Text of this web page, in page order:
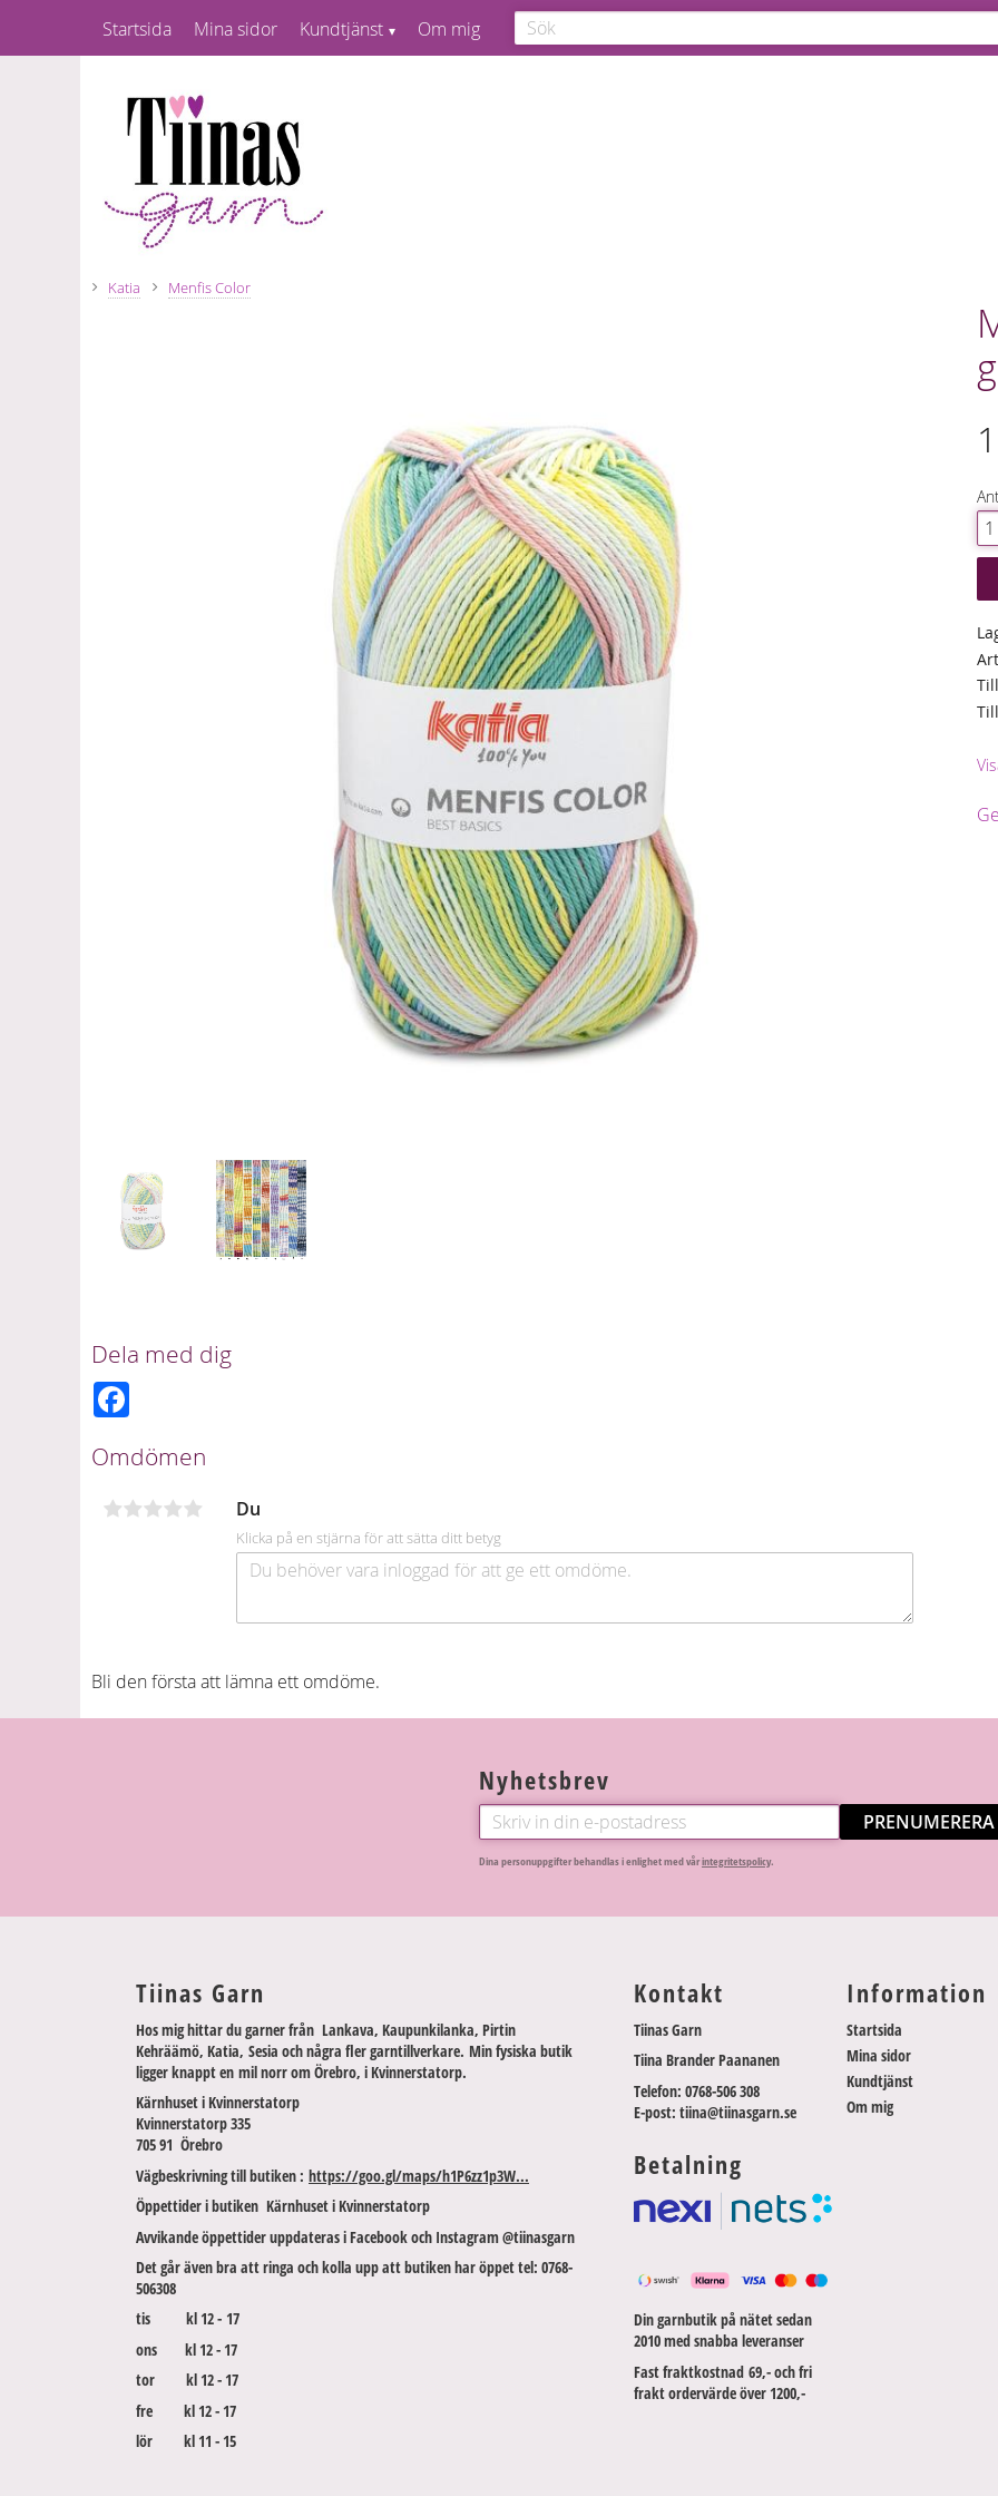
Startsida Mina sidor Kundtjänst Om mig
Katia Menfis Color
Dela med dig
b
o
k
Omdömen
Du
Klicka på en stjärna för att sätta ditt betyg
Bli den första att lämna ett omdöme.
Nyhetsbrev
PRENUMERERA
Dina personuppgifter behandlas i enlighet med vårintegritetspolicy.
Tiinas Garn
Hos mig hittar du garner från Lankava, Kaupunkilanka, Pirtin
Kehräämö, Katia, Sesia och några fler garntillverkare. Min fysiska butik
ligger knappt en mil norr om Örebro, i Kvinnerstatorp.
Kärnhuset i Kvinnerstatorp
Kvinnerstatorp 335
705 91 Örebro
Vägbeskrivning till butiken : https://goo.gl/maps/h1P6zz1p3W...
Öppettider i butiken Kärnhuset i Kvinnerstatorp
Avvikande öppettider uppdateras i Facebook och Instagram @tiinasgarn
Det går även bra att ringa och kolla upp att butiken har öppet tel: 0768-
506308
tis kl 12 - 17
ons kl 12 - 17
tor kl 12 - 17
fre kl 12 - 17
lör kl 11 - 15
Kontakt
Tiinas Garn
Tiina Brander Paananen
Telefon: 0768-506 308
E-post: tiina@tiinasgarn.se
Betalning
Din garnbutik på nätet sedan
2010 med snabba leveranser
Fast fraktkostnad 69,- och fri
frakt ordervärde över 1200,-
Information
Startsida
Mina sidor
Kundtjänst
Om mig